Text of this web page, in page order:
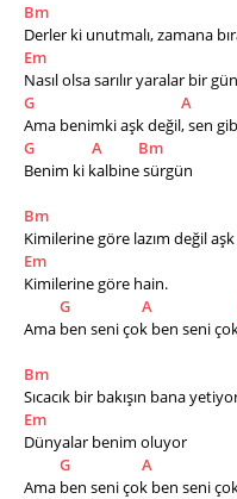
Bm
Derler ki unutmalı, zamana
Em
Nasıl olsa sarılır yaralar bir gün
G
A
Ama benimki aşk değil, sen
G
A
Bm
Benim ki kalbine sürgün
Bm
Kimilerine göre lazım değil aşk
Em
Kimilerine göre hain.
G
A
Ama ben seni çok ben seni
Bm
Sıcacık bir bakışın bana
Em
Dünyalar benim oluyor
G
A
Ama ben seni çok ben seni